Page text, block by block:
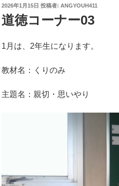
投
稿
日:
2026年1月15日 投稿者: ANGYOUH411
道徳コーナー03
1月は、2年生になります。
教材名：くりのみ
主題名：親切・思いやり